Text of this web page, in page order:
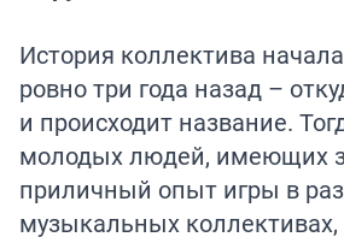
История коллектива
ровно три года назад –
и происходит название.
молодых людей, имеющих
приличный опыт игры в
музыкальных коллективах,